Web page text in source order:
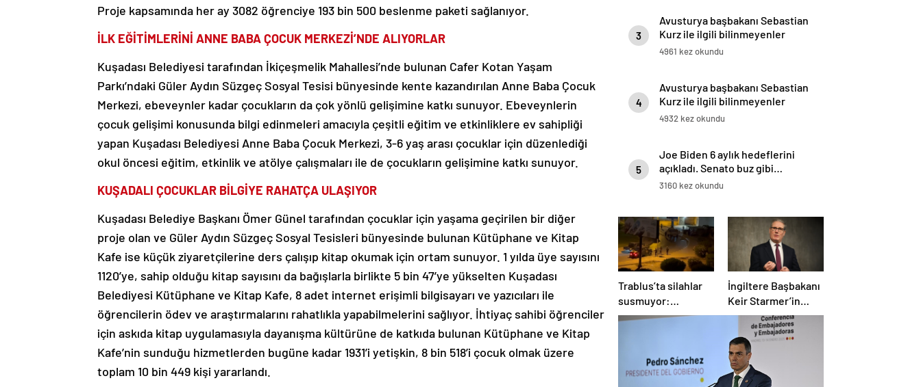
Proje kapsamında her ay 3082 öğrenciye 193 bin 500 beslenme paketi sağlanıyor.
İLK EĞİTİMLERİNİ ANNE BABA ÇOCUK MERKEZİ’NDE ALIYORLAR
Kuşadası Belediyesi tarafından İkiçeşmelik Mahallesi’nde bulunan Cafer Kotan Yaşam
Parkı’ndaki Güler Aydın Süzgeç Sosyal Tesisi bünyesinde kente kazandırılan Anne Baba Çocuk
Merkezi, ebeveynler kadar çocukların da çok yönlü gelişimine katkı sunuyor. Ebeveynlerin
çocuk gelişimi konusunda bilgi edinmeleri amacıyla çeşitli eğitim ve etkinliklere ev sahipliği
yapan Kuşadası Belediyesi Anne Baba Çocuk Merkezi, 3-6 yaş arası çocuklar için düzenlediği
okul öncesi eğitim, etkinlik ve atölye çalışmaları ile de çocukların gelişimine katkı sunuyor.
KUŞADALI ÇOCUKLAR BİLGİYE RAHATÇA ULAŞIYOR
Kuşadası Belediye Başkanı Ömer Günel tarafından çocuklar için yaşama geçirilen bir diğer
proje olan ve Güler Aydın Süzgeç Sosyal Tesisleri bünyesinde bulunan Kütüphane ve Kitap
Kafe ise küçük ziyaretçilerine ders çalışıp kitap okumak için ortam sunuyor. 1 yılda üye sayısını
1120’ye, sahip olduğu kitap sayısını da bağışlarla birlikte 5 bin 47’ye yükselten Kuşadası
Belediyesi Kütüphane ve Kitap Kafe, 8 adet internet erişimli bilgisayarı ve yazıcıları ile
öğrencilerin ödev ve araştırmalarını rahatlıkla yapabilmelerini sağlıyor. İhtiyaç sahibi öğrenciler
için askıda kitap uygulamasıyla dayanışma kültürüne de katkıda bulunan Kütüphane ve Kitap
Kafe’nin sunduğu hizmetlerden bugüne kadar 1931’i yetişkin, 8 bin 518’i çocuk olmak üzere
toplam 10 bin 449 kişi yararlandı.
3
Avusturya başbakanı Sebastian
Kurz ile ilgili bilinmeyenler
4961 kez okundu
4
Avusturya başbakanı Sebastian
Kurz ile ilgili bilinmeyenler
4932 kez okundu
5
Joe Biden 6 aylık hedeflerini
açıkladı. Senato buz gibi…
3160 kez okundu
Trablus’ta silahlar
susmuyor:
Çatışmalar
İngiltere Başbakanı
Keir Starmer’in
evinde yangın çıktı